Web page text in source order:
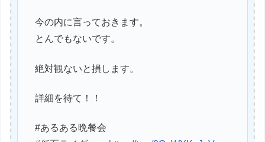
今の内に言っておきます。
とんでもないです。
絶対観ないと損します。
詳細を待て！！
#あるある晩餐会